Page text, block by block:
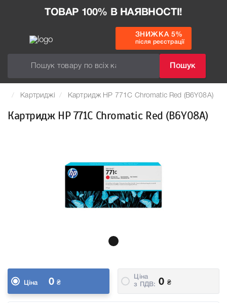
ТОВАР 100% В НАЯВНОСТІ!
Пошук
ЗНИЖКА 5%
після реєстрації
Картриджі Картридж HP 771C Chromatic Red (B6Y08A)
Картридж HP 771C Chromatic Red (B6Y08A)
Ціна 0 ₴
Ціна
з ПДВ:
0 ₴